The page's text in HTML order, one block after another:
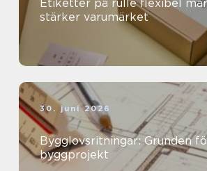
Etiketter på rulle flexibel märkning som
stärker varumärket
30. juni 2026
Bygglovsritningar: Grunden
byggprojekt